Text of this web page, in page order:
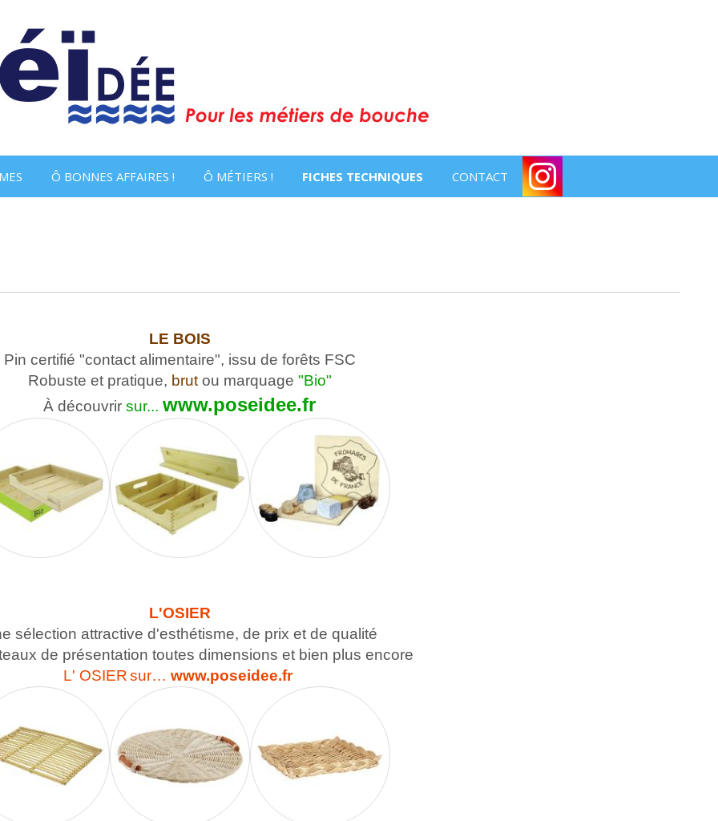
Ô BONNES AFFAIRES ! Ô MÉTIERS ! FICHES TECHNIQUES CONTACT
LE BOIS
Pin certifié "contact alimentaire", issu de forêts FSC
Robuste et pratique, brutou marquage "Bio"
À découvrir sur... www.poseidee.fr
L'OSIER
sélection attractive d'esthétisme, de prix et de qualité
de présentation toutes dimensions et bien plus encore
L' OSIERsur… www.poseidee.fr